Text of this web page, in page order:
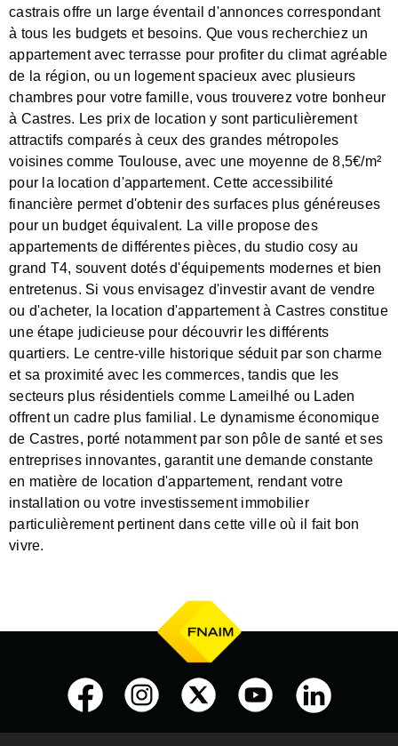
castrais offre un large éventail d'annonces correspondant
à tous les budgets et besoins. Que vous recherchiez un
appartement avec terrasse pour profiter du climat agréable
de la région, ou un logement spacieux avec plusieurs
chambres pour votre famille, vous trouverez votre bonheur
à Castres. Les prix de location y sont particulièrement
attractifs comparés à ceux des grandes métropoles
voisines comme Toulouse, avec une moyenne de 8,5€/m²
pour la location d'appartement. Cette accessibilité
financière permet d'obtenir des surfaces plus généreuses
pour un budget équivalent. La ville propose des
appartements de différentes pièces, du studio cosy au
grand T4, souvent dotés d'équipements modernes et bien
entretenus. Si vous envisagez d'investir avant de vendre
ou d'acheter, la location d'appartement à Castres constitue
une étape judicieuse pour découvrir les différents
quartiers. Le centre-ville historique séduit par son charme
et sa proximité avec les commerces, tandis que les
secteurs plus résidentiels comme Lameilhé ou Laden
offrent un cadre plus familial. Le dynamisme économique
de Castres, porté notamment par son pôle de santé et ses
entreprises innovantes, garantit une demande constante
en matière de location d'appartement, rendant votre
installation ou votre investissement immobilier
particulièrement pertinent dans cette ville où il fait bon
vivre.